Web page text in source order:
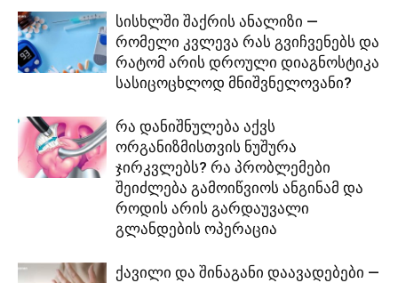
სისხლში შაქრის ანალიზი —
რომელი კვლევა რას გვიჩვენებს და
რატომ არის დროული დიაგნოსტიკა
სასიცოცხლოდ მნიშვნელოვანი?
რა დანიშნულება აქვს
ორგანიზმისთვის ნუშურა
ჯირკვლებს? რა პრობლემები
შეიძლება გამოიწვიოს ანგინამ და
როდის არის გარდაუვალი
გლანდების ოპერაცია
ქავილი და შინაგანი დაავადებები —